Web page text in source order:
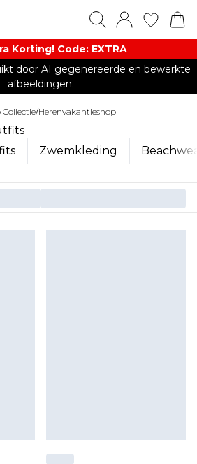
Korting! Code: EXTRA​
door AI gegenereerde en bewerkte
afbeeldingen.
/Herenvakantieshop
Zwemkleding